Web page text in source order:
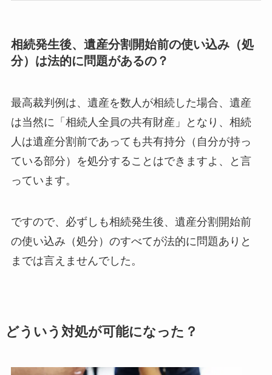
相続発生後、遺産分割開始前の使い込み（処
分）は法的に問題があるの？
最高裁判例は、遺産を数人が相続した場合、遺産
は当然に「相続人全員の共有財産」となり、相続
人は遺産分割前であっても共有持分（自分が持っ
ている部分）を処分することはできますよ、と言
っています。
ですので、必ずしも相続発生後、遺産分割開始前
の使い込み（処分）のすべてが法的に問題ありと
までは言えませんでした。
どういう対処が可能になった？